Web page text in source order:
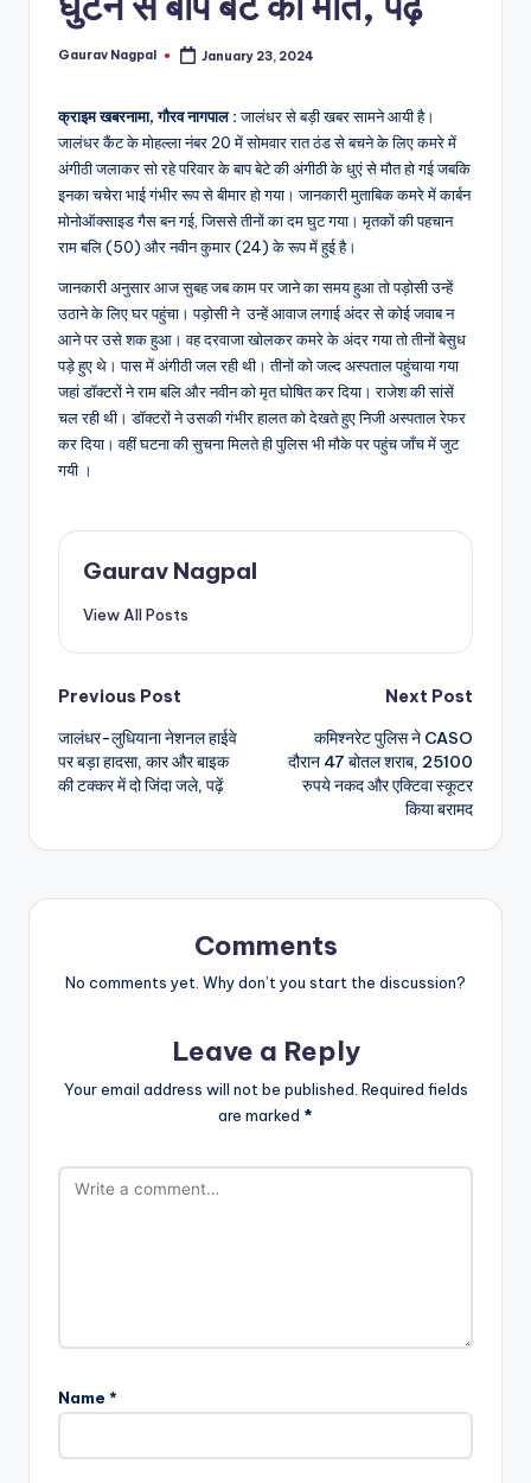
Posted
Gaurav Nagpal January 23, 2024
क्राइम खबरनामा, गौरव नागपाल :जालंधर से बड़ी खबर सामने आयी है।
जालंधर कैंट के मोहल्ला नंबर 20 में सोमवार रात ठंड से बचने के लिए कमरे में
अंगीठी जलाकर सो रहे परिवार के बाप बेटे की अंगीठी के धुएं से मौत हो गई जबकि
इनका चचेरा भाई गंभीर रूप से बीमार हो गया। जानकारी मुताबिक कमरे में कार्बन
मोनोऑक्साइड गैस बन गई, जिससे तीनों का दम घुट गया। मृतकों की पहचान
राम बलि (50) और नवीन कुमार (24) के रूप में हुई है।
जानकारी अनुसार आज सुबह जब काम पर जाने का समय हुआ तो पड़ोसी उन्हें
उठाने के लिए घर पहुंचा। पड़ोसी ने उन्हें आवाज लगाई अंदर से कोई जवाब न
आने पर उसे शक हुआ। वह दरवाजा खोलकर कमरे के अंदर गया तो तीनों बेसुध
पड़े हुए थे। पास में अंगीठी जल रही थी। तीनों को जल्द अस्पताल पहुंचाया गया
जहां डॉक्टरों ने राम बलि और नवीन को मृत घोषित कर दिया। राजेश की सांसें
चल रही थी। डॉक्टरों ने उसकी गंभीर हालत को देखते हुए निजी अस्पताल रेफर
कर दिया। वहीं घटना की सुचना मिलते ही पुलिस भी मौके पर पहुंच जाँच में जुट
गयी ।
Gaurav Nagpal
View All Posts
Post
navigation
Previous Post
जालंधर-लुधियाना नेशनल हाईवे
पर बड़ा हादसा, कार और बाइक
की टक्कर में दो जिंदा जले, पढ़ें
Next Post
कमिश्नरेट पुलिस ने CASO
दौरान 47 बोतल शराब, 25100
रुपये नकद और एक्टिवा स्कूटर
किया बरामद
Comments
No comments yet. Why don’t you start the discussion?
Leave a Reply
Your email address will not be published. Required fields
are marked *
Name *